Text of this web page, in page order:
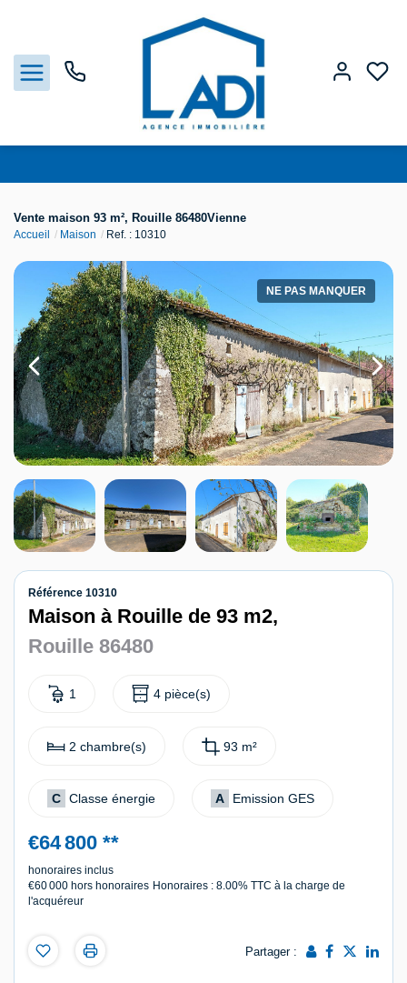
Estimation
Agences
Gestion
Contact
Vente maison 93 m², Rouille 86480Vienne
Accueil Maison Ref. : 10310
NE PAS MANQUER
Référence 10310
Maison à Rouille de 93 m2,
Rouille 86480
1 4 pièce(s)
2 chambre(s) 93 m²
C Classe énergie A Emission GES
€64 800 **
honoraires inclus
€60 000 hors honoraires Honoraires : 8.00% TTC à la charge de
l'acquéreur
Partager :